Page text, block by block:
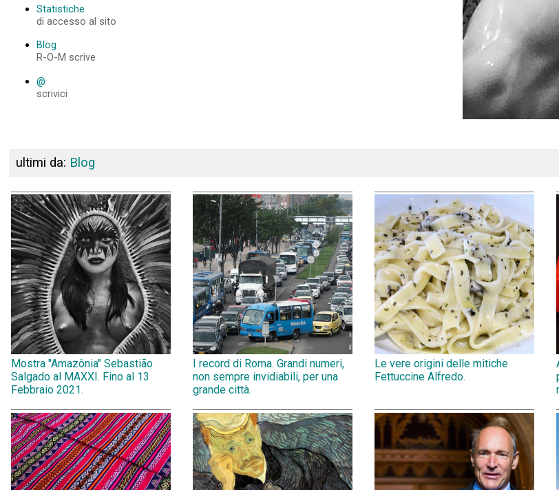
Statistiche
di accesso al sito
Blog
R-O-M scrive
@
scrivici
ultimi da: Blog
Mostra "Amazônia" Sebastião
Salgado al MAXXI. Fino al 13
Febbraio 2021.
I record di Roma. Grandi numeri,
non sempre invidiabili, per una
grande città.
Le vere origini delle mitiche
Fettuccine Alfredo.